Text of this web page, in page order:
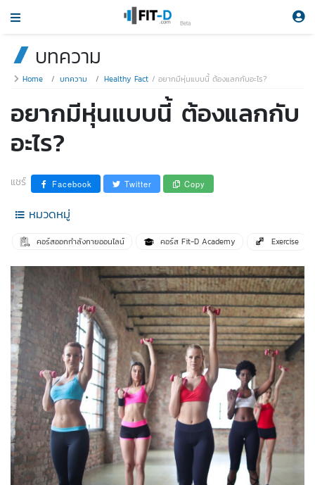
Beta
บทความ
Home บทความ Healthy Fact อยากมีหุ่นแบบนี้ ต้องแลกกับอะไร?
อยากมีหุ่นแบบนี้ ต้องแลกกับ
อะไร?
แชร์ Facebook Twitter Copy
หมวดหมู่
คอร์สออกกำลังกายออนไลน์ คอร์ส Fit-D Academy Exercise